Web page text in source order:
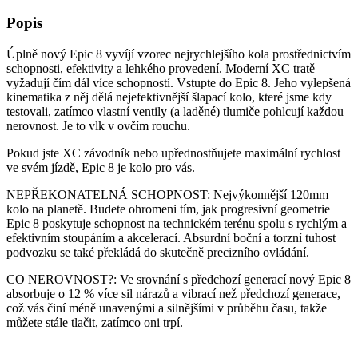
Popis
Úplně nový Epic 8 vyvíjí vzorec nejrychlejšího kola prostřednictvím
schopnosti, efektivity a lehkého provedení. Moderní XC tratě
vyžadují čím dál více schopností. Vstupte do Epic 8. Jeho vylepšená
kinematika z něj dělá nejefektivnější šlapací kolo, které jsme kdy
testovali, zatímco vlastní ventily (a laděné) tlumiče pohlcují každou
nerovnost. Je to vlk v ovčím rouchu.
Pokud jste XC závodník nebo upřednostňujete maximální rychlost
ve svém jízdě, Epic 8 je kolo pro vás.
NEPŘEKONATELNÁ SCHOPNOST: Nejvýkonnější 120mm
kolo na planetě. Budete ohromeni tím, jak progresivní geometrie
Epic 8 poskytuje schopnost na technickém terénu spolu s rychlým a
efektivním stoupáním a akcelerací. Absurdní boční a torzní tuhost
podvozku se také překládá do skutečně precizního ovládání.
CO NEROVNOST?: Ve srovnání s předchozí generací nový Epic 8
absorbuje o 12 % více sil nárazů a vibrací než předchozí generace,
což vás činí méně unavenými a silnějšími v průběhu času, takže
můžete stále tlačit, zatímco oni trpí.